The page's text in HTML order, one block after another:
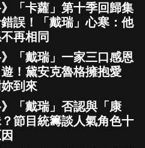
》「卡蘿」第十季回歸集
誤！「戴瑞」心寒：他
再相同
》「戴瑞」一家三口感恩
！黛安克魯格擁抱愛
到來
》「戴瑞」否認與「康
節目統籌談人氣角色十